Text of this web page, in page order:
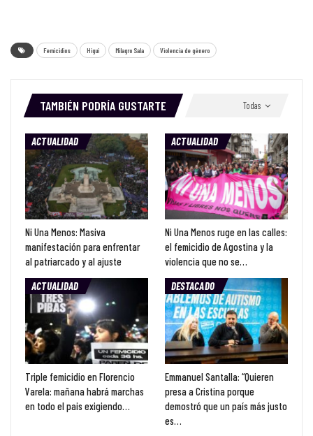
Femicidios Higui Milagro Sala Violencia de género
Todas
TAMBIÉN PODRÍA GUSTARTE
ACTUALIDAD
Ni Una Menos: Masiva
manifestación para enfrentar
al patriarcado y al ajuste
ACTUALIDAD
Ni Una Menos ruge en las calles:
el femicidio de Agostina y la
violencia que no se…
ACTUALIDAD
Triple femicidio en Florencio
Varela: mañana habrá marchas
en todo el pais exigiendo…
DESTACADO
Emmanuel Santalla: “Quieren
presa a Cristina porque
demostró que un país más justo
es…